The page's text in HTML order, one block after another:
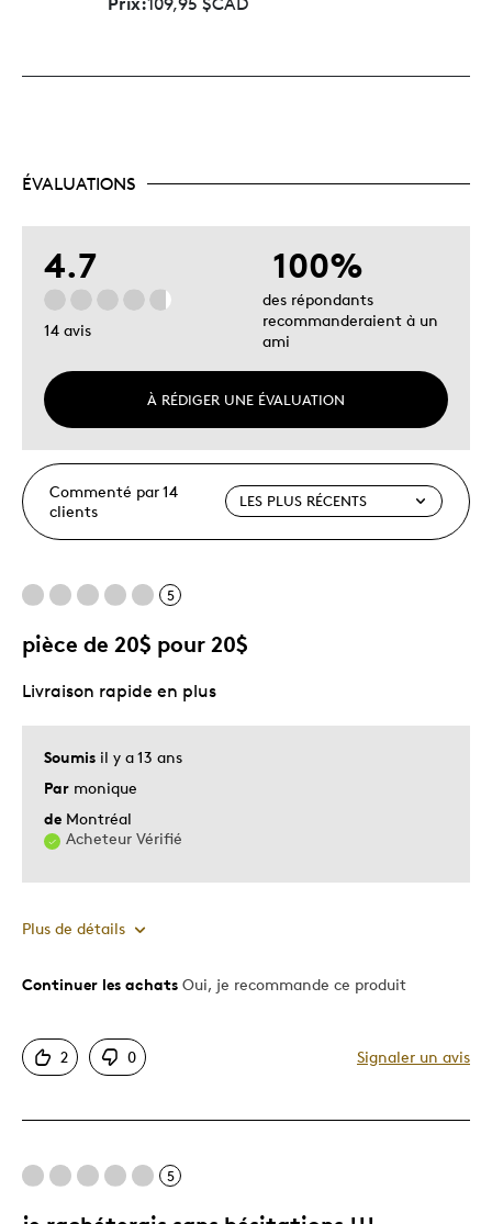
ÉVALUATIONS
4.7
14 avis
À RÉDIGER UNE ÉVALUATION
100%
des répondants
recommanderaient à un
ami
Commenté par 14
clients
5
pièce de 20$ pour 20$
Soumis il y a 13 ans
Par monique
de Montréal
Acheteur Vérifié
Livraison rapide en plus
Plus de détails
Le pour
Motif attrayant
Très bonne qualité
Continuer les achats Oui, je recommande ce produit
2 0 Signaler un avis
5